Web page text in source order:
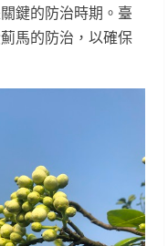
鍵的防治時期。臺
馬的防治，以確保